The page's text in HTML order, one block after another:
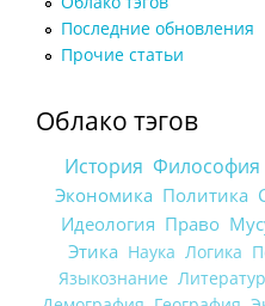
Последние обновления
Прочие статьи
Облако тэгов
История Философия
Экономика Политика
Идеология Право
Этика Наука Логика
Языкознание